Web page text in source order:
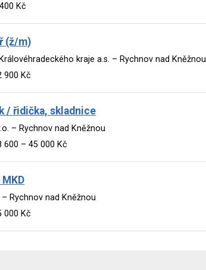
Kč
(ž/m)
kraje a.s. – Rychnov nad Kněžnou
900 Kč
/ řidička, skladnice
– Rychnov nad Kněžnou
600 – 45 000 Kč
– Rychnov nad Kněžnou
000 Kč